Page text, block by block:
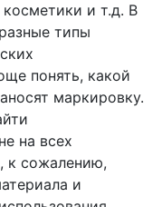
и т.д. В
типы
понять, какой
маркировку.
на всех
к сожалению,
и